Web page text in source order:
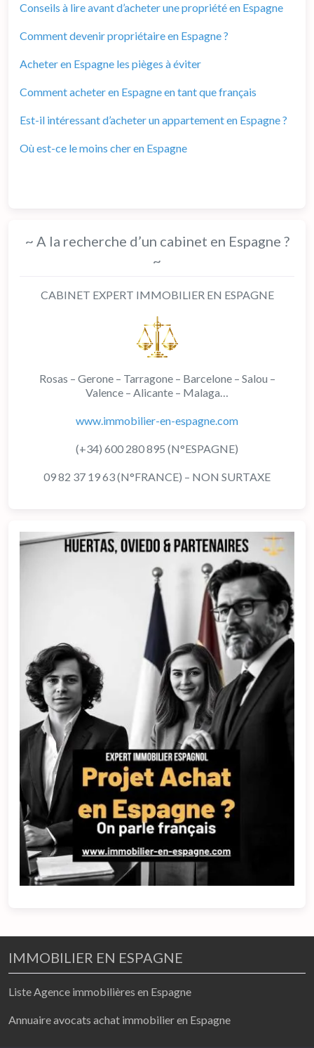
Conseils à lire avant d’acheter une propriété en Espagne
Comment devenir propriétaire en Espagne ?
Acheter en Espagne les pièges à éviter
Comment acheter en Espagne en tant que français
Est-il intéressant d’acheter un appartement en Espagne ?
Où est-ce le moins cher en Espagne
~ A la recherche d’un cabinet en Espagne ?
~
CABINET EXPERT IMMOBILIER EN ESPAGNE
Rosas – Gerone – Tarragone – Barcelone – Salou –
Valence – Alicante – Malaga…
www.immobilier-en-espagne.com
(+34) 600 280 895 (N°ESPAGNE)
09 82 37 19 63 (N°FRANCE) – NON SURTAXE
IMMOBILIER EN ESPAGNE
Liste Agence immobilières en Espagne
Annuaire avocats achat immobilier en Espagne